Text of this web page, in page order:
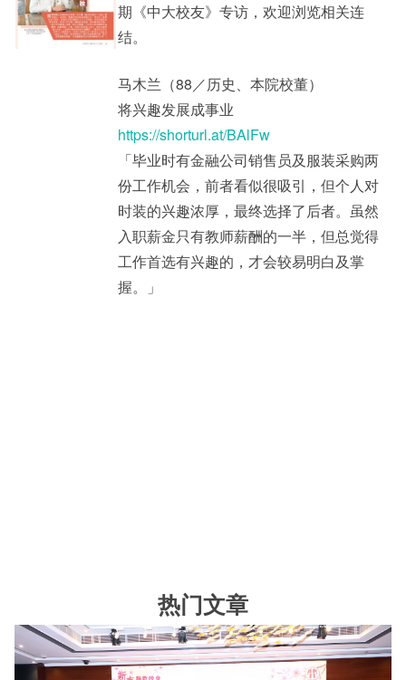
新亚影集
Alumni Connections
期《中大校友》专访，欢迎浏览相关连
结。
马木兰（88／历史、本院校董）
将兴趣发展成事业
https://shorturl.at/BAlFw
「毕业时有金融公司销售员及服装采购两
份工作机会，前者看似很吸引，但个人对
时装的兴趣浓厚，最终选择了后者。虽然
入职薪金只有教师薪酬的一半，但总觉得
工作首选有兴趣的，才会较易明白及掌
握。」
热门文章